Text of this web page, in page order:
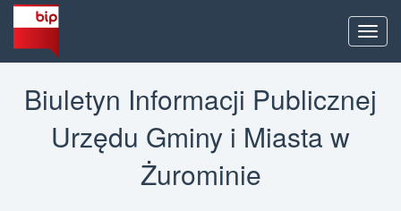
Menu
Biuletyn Informacji Publicznej
Urzędu Gminy i Miasta w
Żurominie